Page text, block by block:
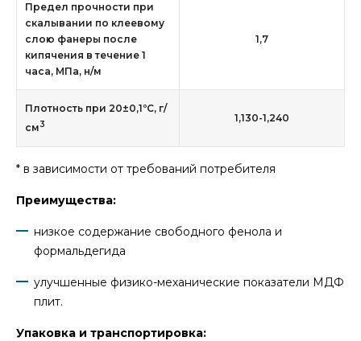
Предел прочности при
скалывании по клеевому
слою фанеры после
кипячения в течение 1
часа, МПа, н/м
1,7
Плотность при 20±0,1ºС, г/
см3
1,130-1,240
* в зависимости от требований потребителя
Преимущества:
низкое содержание свободного фенола и
формальдегида
улучшенные физико-механические показатели МДФ
плит.
Упаковка и транспортировка: